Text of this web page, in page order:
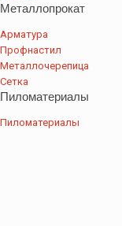
Металлопрокат
Арматура
Профнастил
Металлочерепица
Сетка
Пиломатериалы
Пиломатериалы